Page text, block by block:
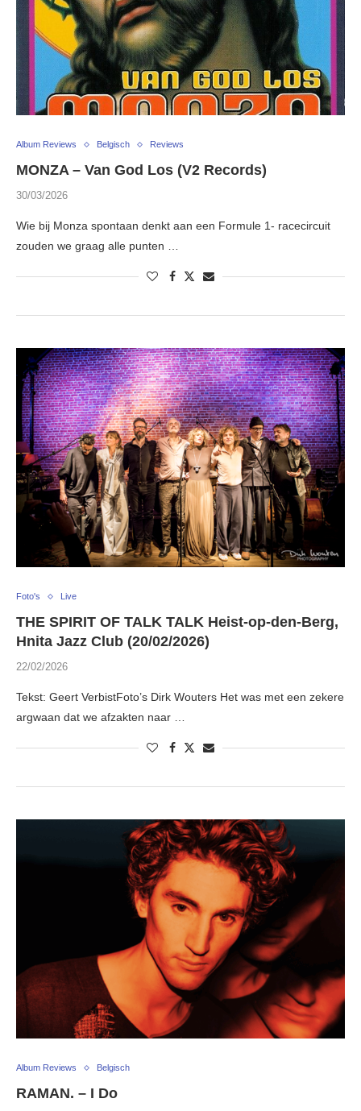
Album Reviews Belgisch Reviews
MONZA – Van God Los (V2 Records)
30/03/2026
Wie bij Monza spontaan denkt aan een Formule 1- racecircuit
zouden we graag alle punten …
Foto's Live
THE SPIRIT OF TALK TALK Heist-op-den-Berg,
Hnita Jazz Club (20/02/2026)
22/02/2026
Tekst: Geert VerbistFoto’s Dirk Wouters Het was met een zekere
argwaan dat we afzakten naar …
Album Reviews Belgisch
RAMAN. – I Do